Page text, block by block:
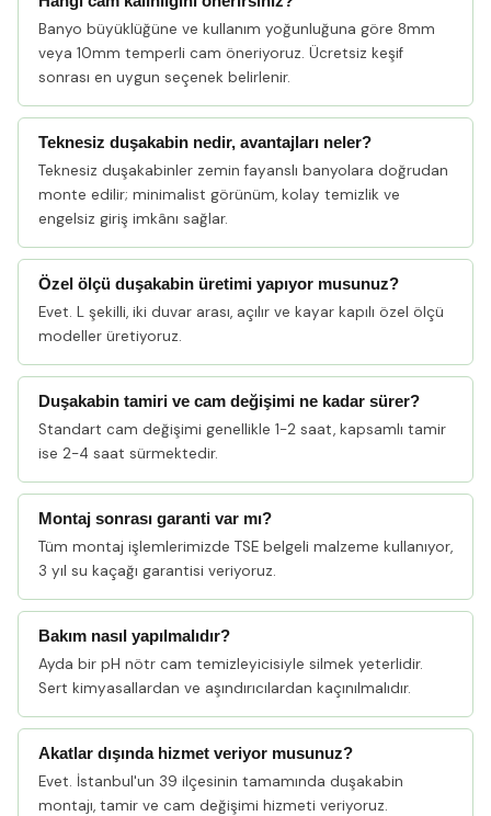
Banyo büyüklüğüne ve kullanım yoğunluğuna göre 8mm
veya 10mm temperli cam öneriyoruz. Ücretsiz keşif
sonrası en uygun seçenek belirlenir.
Teknesiz duşakabin nedir, avantajları neler?
Teknesiz duşakabinler zemin fayanslı banyolara doğrudan
monte edilir; minimalist görünüm, kolay temizlik ve
engelsiz giriş imkânı sağlar.
Özel ölçü duşakabin üretimi yapıyor musunuz?
Evet. L şekilli, iki duvar arası, açılır ve kayar kapılı özel ölçü
modeller üretiyoruz.
Duşakabin tamiri ve cam değişimi ne kadar sürer?
Standart cam değişimi genellikle 1-2 saat, kapsamlı tamir
ise 2-4 saat sürmektedir.
Montaj sonrası garanti var mı?
Tüm montaj işlemlerimizde TSE belgeli malzeme kullanıyor,
3 yıl su kaçağı garantisi veriyoruz.
Bakım nasıl yapılmalıdır?
Ayda bir pH nötr cam temizleyicisiyle silmek yeterlidir.
Sert kimyasallardan ve aşındırıcılardan kaçınılmalıdır.
Akatlar dışında hizmet veriyor musunuz?
Evet. İstanbul'un 39 ilçesinin tamamında duşakabin
montajı, tamir ve cam değişimi hizmeti veriyoruz.